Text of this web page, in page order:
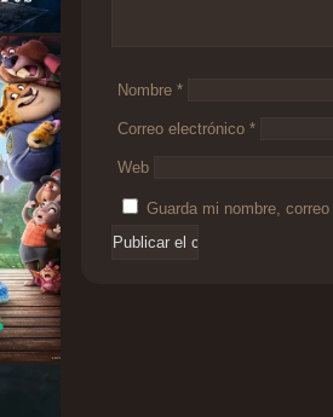
Nombre *
Correo electrónico *
Web
Guarda mi nombre,